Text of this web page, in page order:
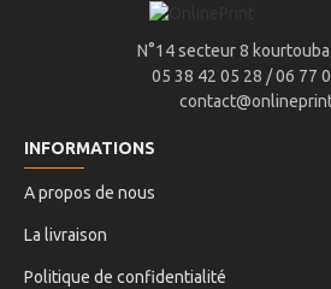
N°14 secteur 8
05 38 42 05 28 / 06 77
INFORMATIONS
A propos de nous
La livraison
Politique de confidentialité